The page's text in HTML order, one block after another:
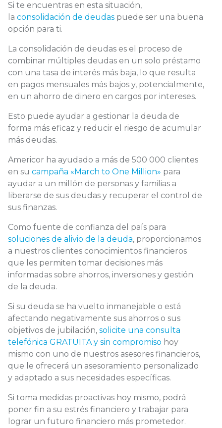
Si te encuentras en esta situación,
la consolidación de deudas puede ser una buena
opción para ti.
La consolidación de deudas es el proceso de
combinar múltiples deudas en un solo préstamo
con una tasa de interés más baja, lo que resulta
en pagos mensuales más bajos y, potencialmente,
en un ahorro de dinero en cargos por intereses.
Esto puede ayudar a gestionar la deuda de
forma más eficaz y reducir el riesgo de acumular
más deudas.
Americor ha ayudado a más de 500 000 clientes
en su campaña «March to One Million» para
ayudar a un millón de personas y familias a
liberarse de sus deudas y recuperar el control de
sus finanzas.
Como fuente de confianza del país para
soluciones de alivio de la deuda, proporcionamos
a nuestros clientes conocimientos financieros
que les permiten tomar decisiones más
informadas sobre ahorros, inversiones y gestión
de la deuda.
Si su deuda se ha vuelto inmanejable o está
afectando negativamente sus ahorros o sus
objetivos de jubilación, solicite una consulta
telefónica GRATUITA y sin compromiso hoy
mismo con uno de nuestros asesores financieros,
que le ofrecerá un asesoramiento personalizado
y adaptado a sus necesidades específicas.
Si toma medidas proactivas hoy mismo, podrá
poner fin a su estrés financiero y trabajar para
lograr un futuro financiero más prometedor.